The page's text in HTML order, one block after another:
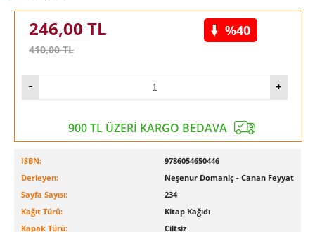
246,00 TL
410,00TL
%40
900 TL ÜZERİ KARGO BEDAVA
ISBN:
9786054650446
Derleyen:
Neşenur Domaniç - Canan Feyyat
Sayfa Sayısı:
234
Kağıt Türü:
Kitap Kağıdı
Kapak Türü:
Ciltsiz